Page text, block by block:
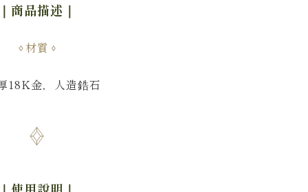
商品描述 ｜
材質
18K金， 人造鋯石